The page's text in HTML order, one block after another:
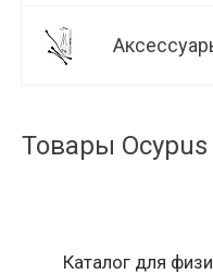
Товары Ocypus
Каталог для